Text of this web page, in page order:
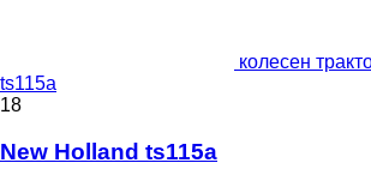
колесен
ts115a
18
New Holland ts115a